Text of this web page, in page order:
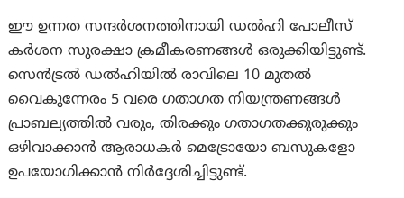
ഈ ഉന്നത സന്ദർശനത്തിനായി ഡൽഹി പോലീസ്
കർശന സുരക്ഷാ ക്രമീകരണങ്ങൾ ഒരുക്കിയിട്ടുണ്ട്.
സെൻട്രൽ ഡൽഹിയിൽ രാവിലെ 10 മുതൽ
വൈകുന്നേരം 5 വരെ ഗതാഗത നിയന്ത്രണങ്ങൾ
പ്രാബല്യത്തിൽ വരും, തിരക്കും ഗതാഗതക്കുരുക്കും
ഒഴിവാക്കാൻ ആരാധകർ മെട്രോയോ ബസുകളോ
ഉപയോഗിക്കാൻ നിർദ്ദേശിച്ചിട്ടുണ്ട്.